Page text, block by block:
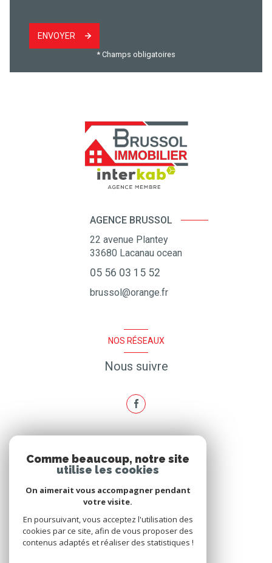
ENVOYER
* Champs obligatoires
AGENCE BRUSSOL
22 avenue Plantey
33680 Lacanau ocean
05 56 03 15 52
brussol@orange.fr
NOS RÉSEAUX
Nous suivre
Nous adhérons
Comme beaucoup, notre site
utilise les cookies
On aimerait vous accompagner pendant
votre visite.
En poursuivant, vous acceptez l'utilisation des
cookies par ce site, afin de vous proposer des
contenus adaptés et réaliser des statistiques !